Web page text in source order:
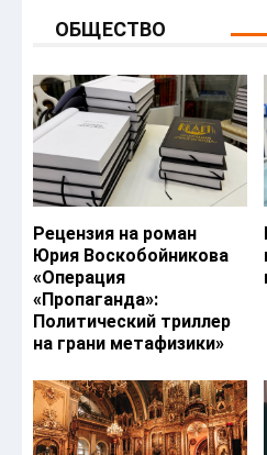
ОБЩЕСТВО
Рецензия на роман
Юрия Воскобойникова
«Операция
«Пропаганда»:
Политический триллер
на грани метафизики»